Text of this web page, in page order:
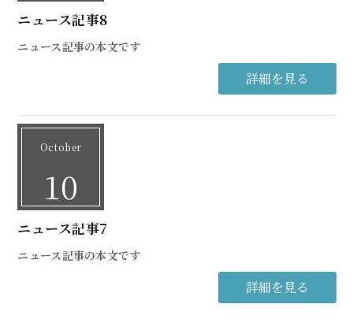
ニュース記事8
ニュース記事の本文です
詳細を見る
October
10
ニュース記事7
ニュース記事の本文です
詳細を見る